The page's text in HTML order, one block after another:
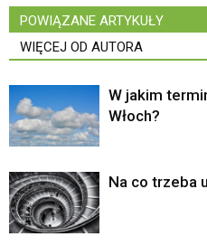
POWIĄZANE ARTYKUŁY
WIĘCEJ OD AUTORA
W jakim
Włoch?
Na co trzeba